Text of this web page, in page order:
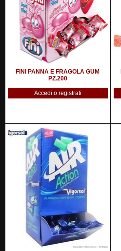
FINI PANNA E FRAGOLA GUM
PZ.200
Accedi o registrati